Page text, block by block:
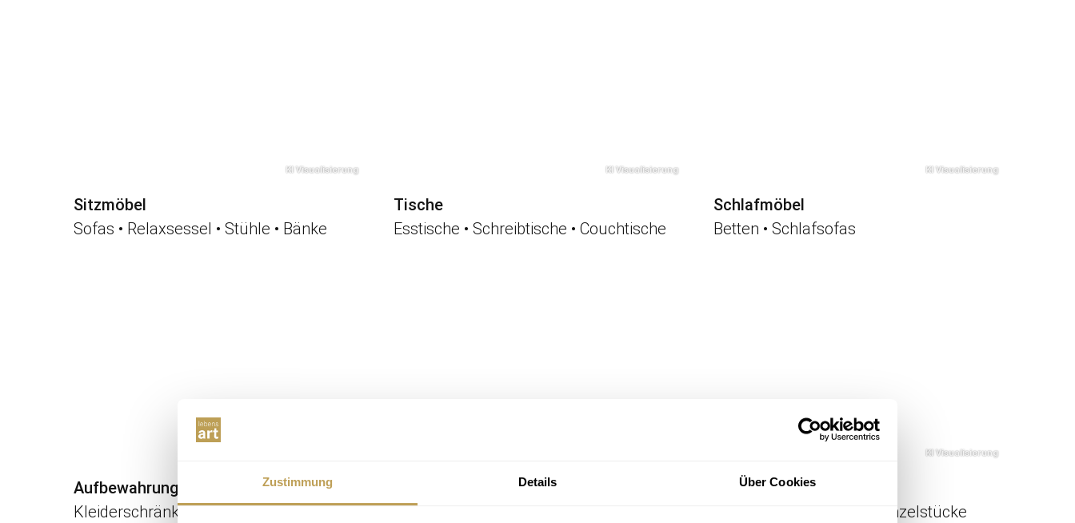
Zustimmung Details Über Cookies
Sitzmöbel
Sofas • Relaxsessel • Stühle • Bänke
Tische
Esstische • Schreibtische • Couchtische
Schlafmöbel
Betten • Schlafsofas
Aufbewahrung
Kleiderschränke • Regale • Kommoden
Accessoires & Deko
Kissen • Teppiche • Leuchten • Bilder
Outlet
Neuwertige, reduzierte Einzelstücke